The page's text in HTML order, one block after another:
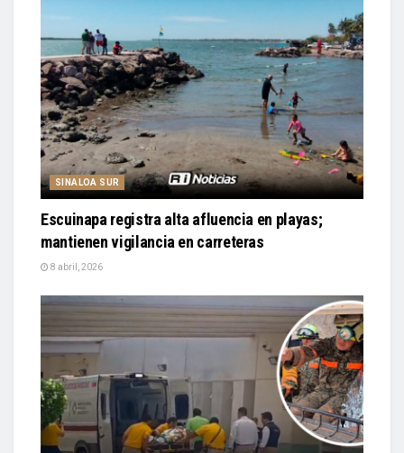
SINALOA SUR
Escuinapa registra alta afluencia en playas;
mantienen vigilancia en carreteras
8 abril, 2026